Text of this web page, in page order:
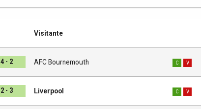
Visitante
4 - 2 AFC Bournemouth C V
2 - 3 Liverpool C V